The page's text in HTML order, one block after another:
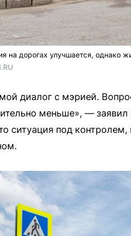
на дорогах улучшается, однако
диалог с мэрией.
меньше», —
ситуация под